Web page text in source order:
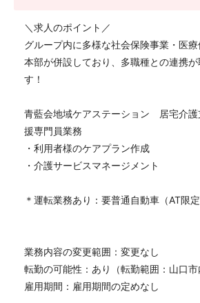
＼求人のポイント／
グループ内に多様な社会保険事業・医
本部が併設しており、多職種との連携
す！
青藍会地域ケアステーション 居宅介護
援専門員業務
・利用者様のケアプラン作成
・介護サービスマネージメント
＊運転業務あり：要普通自動車（AT限定
業務内容の変更範囲：変更なし
転勤の可能性：あり（転勤範囲：山口市
雇用期間：雇用期間の定めなし